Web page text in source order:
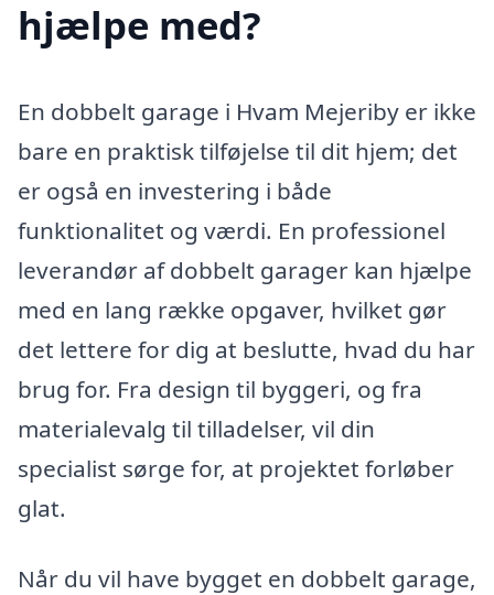
hjælpe med?
En dobbelt garage i Hvam Mejeriby er ikke
bare en praktisk tilføjelse til dit hjem; det
er også en investering i både
funktionalitet og værdi. En professionel
leverandør af dobbelt garager kan hjælpe
med en lang række opgaver, hvilket gør
det lettere for dig at beslutte, hvad du har
brug for. Fra design til byggeri, og fra
materialevalg til tilladelser, vil din
specialist sørge for, at projektet forløber
glat.
Når du vil have bygget en dobbelt garage,